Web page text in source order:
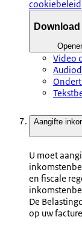
cookiebeleid
Video
Aangifte
U moet
en fiscale
De
op uw